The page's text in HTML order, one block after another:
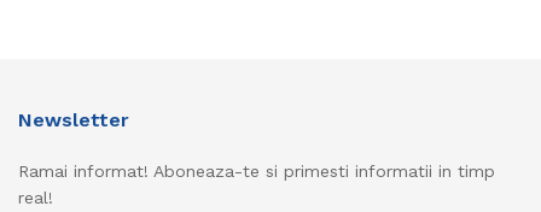
Newsletter
Ramai informat! Aboneaza-te si primesti informatii in timp
real!